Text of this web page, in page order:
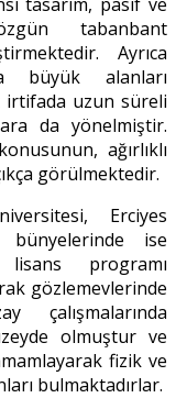
tabanbant
Ayrıca
büyük alanları
irtifada uzun süreli
da yönelmiştir.
ağırlıklı
görülmektedir.
Erciyes
ise
programı
gözlemevlerinde
çalışmalarında
olmuştur ve
fizik ve
bulmaktadırlar.